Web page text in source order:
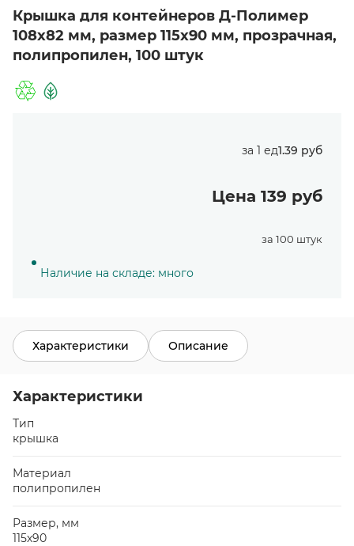
Крышка для контейнеров Д-Полимер
108х82 мм, размер 115х90 мм, прозрачная,
полипропилен, 100 штук
за 1 ед1.39 руб
Цена 139 руб
за 100 штук
Наличие на складе: много
Характеристики Описание
Характеристики
Тип
крышка
Материал
полипропилен
Размер, мм
115х90